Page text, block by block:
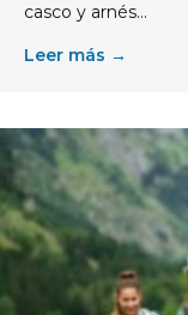
casco y arnés...
Leer más →